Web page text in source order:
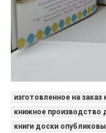
изготовленное на
книжное производство
книги доски